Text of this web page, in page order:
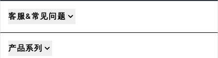
客服&常见问题
产品系列